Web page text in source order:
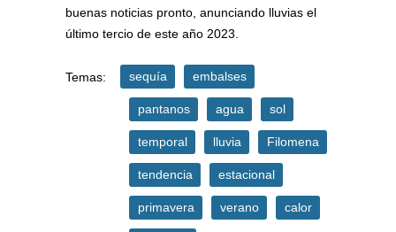
buenas noticias pronto, anunciando lluvias el
último tercio de este año 2023.
Temas: sequía embalses
pantanos agua sol
temporal lluvia Filomena
tendencia estacional
primavera verano calor